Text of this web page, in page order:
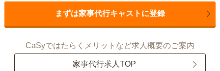
まずは家事代行キャストに登録
CaSyではたらくメリットなど求人概要のご案内
家事代行求人TOP